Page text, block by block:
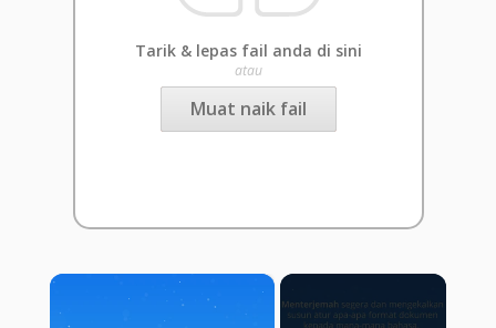
Tarik & lepas fail anda di sini
atau
Muat naik fail
×